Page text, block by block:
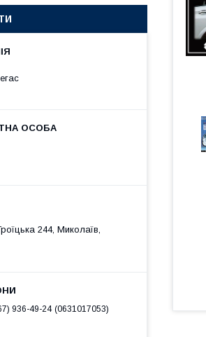
244, Миколаїв,
936-49-24 0631017053